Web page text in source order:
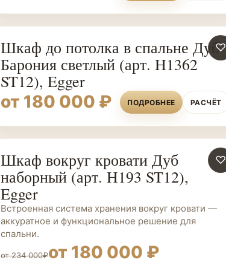
♡
Шкаф до потолка в спальне Дуб
Барония светлый (арт. H1362
ST12), Egger
от 180 000 ₽
ПОДРОБНЕЕ РАСЧЁТ
ШКАФЫ НА ЗАКАЗ ♡
Шкаф вокруг кровати Дуб
наборный (арт. H193 ST12),
Egger
Встроенная система хранения вокруг кровати —
аккуратное и функциональное решение для
спальни.
от 234 000₽от 180 000 ₽